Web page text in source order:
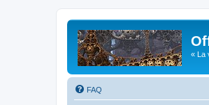
« La
FAQ